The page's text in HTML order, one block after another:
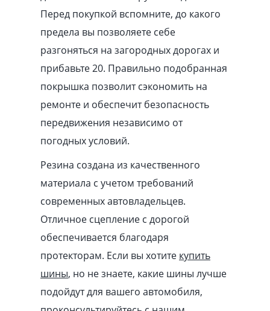
Перед покупкой вспомните, до какого
предела вы позволяете себе
разгоняться на загородных дорогах и
прибавьте 20. Правильно подобранная
покрышка позволит сэкономить на
ремонте и обеспечит безопасность
передвижения независимо от
погодных условий.
Резина создана из качественного
материала с учетом требований
современных автовладельцев.
Отличное сцепление с дорогой
обеспечивается благодаря
протекторам. Если вы хотите купить
шины, но не знаете, какие шины лучше
подойдут для вашего автомобиля,